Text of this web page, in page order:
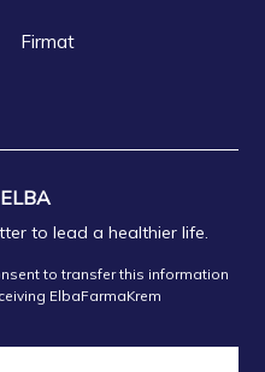
Firmat
to lead a healthier life.
to transfer this information
ElbaFarmaKrem